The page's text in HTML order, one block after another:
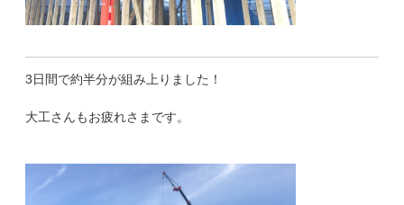
3日間で約半分が組み上りました！
大工さんもお疲れさまです。